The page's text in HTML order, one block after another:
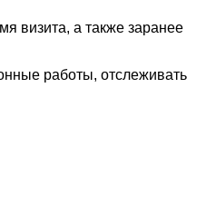
визита, а также заранее
работы, отслеживать